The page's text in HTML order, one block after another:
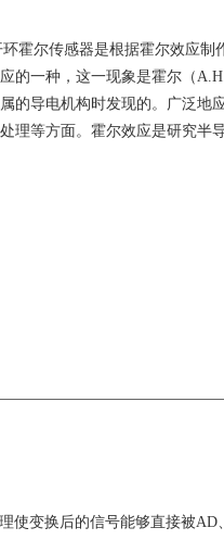
霍尔传感器是根据霍尔效应制
的一种，这一现象是霍尔（
的导电机构时发现的。广泛地
理等方面。霍尔效应是研究半
变换后的信号能够直接被AD